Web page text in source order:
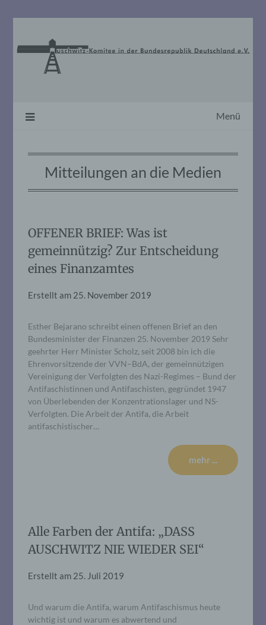
Menü
Mitteilungen an die Medien
OFFENER BRIEF: Was ist
gemeinnützig? Zur Entscheidung
eines Finanzamtes
Erstellt am 25. November 2019
Esther Bejarano schreibt einen offenen Brief an den
Bundesminister der Finanzen 25. November 2019 Sehr
geehrter Herr Minister Scholz, seit 2008 bin ich die
Ehrenvorsitzende der VVN–BdA, der gemeinnützigen
Vereinigung der Verfolgten des Nazi-Regimes – Bund der
Antifaschistinnen und Antifaschisten, gegründet 1947
von Überlebenden der Konzentrationslager und NS-
Verfolgten. Die Arbeit der Antifa, die Arbeit
antifaschistischer…
mehr ...
Alle Farben der Antifa: „DASS
AUSCHWITZ NIE WIEDER SEI“
Erstellt am 25. Juli 2019
Und warum die Antifa, warum Antifaschismus heute
wichtig ist und warum es abwertend und